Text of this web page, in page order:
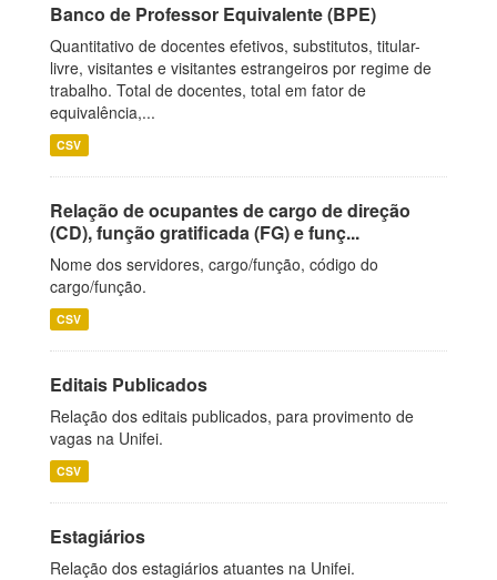
Banco de Professor Equivalente (BPE)
Quantitativo de docentes efetivos, substitutos, titular-
livre, visitantes e visitantes estrangeiros por regime de
trabalho. Total de docentes, total em fator de
equivalência,...
CSV
Relação de ocupantes de cargo de direção
(CD), função gratificada (FG) e funç...
Nome dos servidores, cargo/função, código do
cargo/função.
CSV
Editais Publicados
Relação dos editais publicados, para provimento de
vagas na Unifei.
CSV
Estagiários
Relação dos estagiários atuantes na Unifei.